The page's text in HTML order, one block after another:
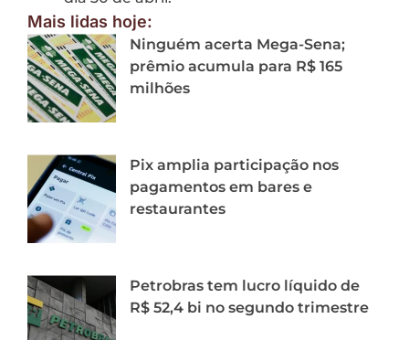
Mais lidas hoje:
Ninguém acerta Mega-Sena;
prêmio acumula para R$ 165
milhões
Pix amplia participação nos
pagamentos em bares e
restaurantes
Petrobras tem lucro líquido de
R$ 52,4 bi no segundo trimestre